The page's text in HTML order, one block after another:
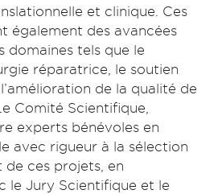
et clinique. Ces
également des avancées
domaines tels que le
réparatrice, le soutien
de la qualité de
Comité Scientifique,
experts bénévoles en
avec rigueur à la sélection
de ces projets, en
le Jury Scientifique et le